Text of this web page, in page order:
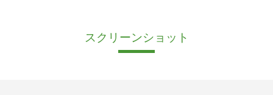
スクリーンショット